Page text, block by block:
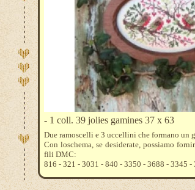
- 1 coll. 39 jolies gamines 37 x 63
Due ramoscelli e 3 uccellini che formano un
Con loschema, se desiderate, possiamo
fili DMC:
816 - 321 - 3031 - 840 - 3350 - 3688 - 3345 -